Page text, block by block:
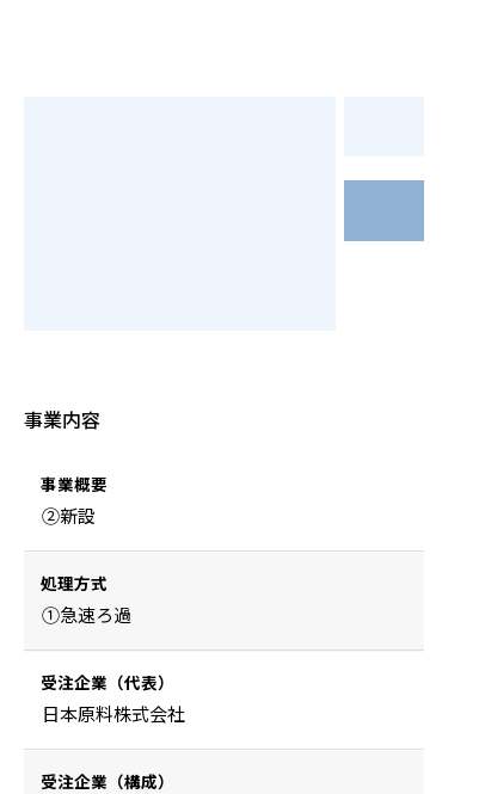
事業内容
事業概要
②新設
処理方式
①急速ろ過
受注企業（代表）
日本原料株式会社
受注企業（構成）